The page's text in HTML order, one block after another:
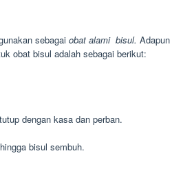
sebagai obat alami bisul. Adapun
obat bisul adalah sebagai berikut:
dengan kasa dan perban.
bisul sembuh.